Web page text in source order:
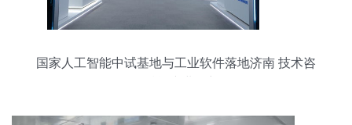
国家人工智能中试基地与工业软件落地济南 技术咨